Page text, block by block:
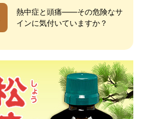
熱中症と頭痛――その危険なサ
インに気付いていますか？